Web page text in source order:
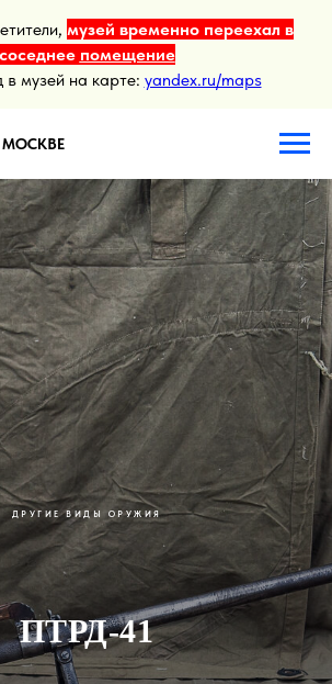
музей временно переехал в
соседнее помещение
музей на карте: yandex.ru/maps
ДРУГИЕ ВИДЫ ОРУЖИЯ
ПТРД-41